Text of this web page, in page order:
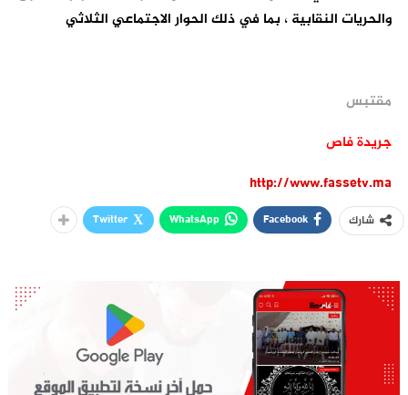
والحريات النقابية ، بما في ذلك الحوار الاجتماعي الثلاثي
مقتبس
جريدة فاص
http://www.fassetv.ma
شارك Facebook
WhatsApp
Twitter